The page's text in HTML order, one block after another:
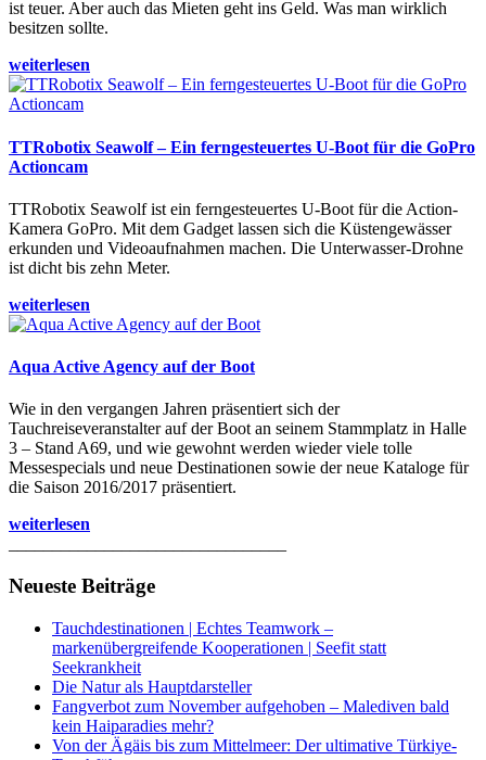
ist teuer. Aber auch das Mieten geht ins Geld. Was man wirklich
besitzen sollte.
weiterlesen
TTRobotix Seawolf – Ein ferngesteuertes U-Boot für die GoPro
Actioncam
TTRobotix Seawolf ist ein ferngesteuertes U-Boot für die Action-
Kamera GoPro. Mit dem Gadget lassen sich die Küstengewässer
erkunden und Videoaufnahmen machen. Die Unterwasser-Drohne
ist dicht bis zehn Meter.
weiterlesen
Aqua Active Agency auf der Boot
Wie in den vergangen Jahren präsentiert sich der
Tauchreiseveranstalter auf der Boot an seinem Stammplatz in Halle
3 – Stand A69, und wie gewohnt werden wieder viele tolle
Messespecials und neue Destinationen sowie der neue Kataloge für
die Saison 2016/2017 präsentiert.
weiterlesen
Neueste Beiträge
Tauchdestinationen | Echtes Teamwork –
markenübergreifende Kooperationen | Seefit statt
Seekrankheit
Die Natur als Hauptdarsteller
Fangverbot zum November aufgehoben – Malediven bald
kein Haiparadies mehr?
Von der Ägäis bis zum Mittelmeer: Der ultimative Türkiye-